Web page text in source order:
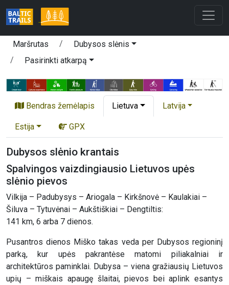
Maršrutas
Dubysos slėnis
Pasirinkti atkarpą
Bendras žemėlapis Lietuva Latvija
Estija GPX
Dubysos slėnio krantais
Spalvingos vaizdingiausio Lietuvos upės
slėnio pievos
Vilkija – Padubysys – Ariogala – Kirkšnovė – Kaulakiai –
Šiluva – Tytuvėnai – Aukštiškiai – Dengtiltis:
141 km, 6 arba 7 dienos.
Pusantros dienos Miško takas veda per Dubysos regioninį
parką, kur upės pakrantėse matomi piliakalniai ir
architektūros paminklai. Dubysa – viena gražiausių Lietuvos
upių – miškais apaugę šlaitai, pievos bei aplink esantys